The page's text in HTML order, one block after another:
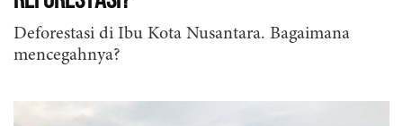
Deforestasi di Ibu Kota Nusantara. Bagaimana
mencegahnya?